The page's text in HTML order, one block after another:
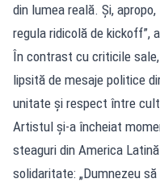
din lumea reală. Și,
regula ridicolă de kickoff”,
În contrast cu criticile
lipsită de mesaje politice
unitate și respect între
Artistul și-a încheiat
steaguri din America
solidaritate: „Dumnezeu